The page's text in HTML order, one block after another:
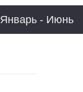
Январь - Июнь